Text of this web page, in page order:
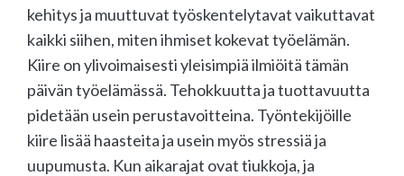
kehitys ja muuttuvat työskentelytavat vaikuttavat
kaikki siihen, miten ihmiset kokevat työelämän.
Kiire on ylivoimaisesti yleisimpiä ilmiöitä tämän
päivän työelämässä. Tehokkuutta ja tuottavuutta
pidetään usein perustavoitteina. Työntekijöille
kiire lisää haasteita ja usein myös stressiä ja
uupumusta. Kun aikarajat ovat tiukkoja, ja